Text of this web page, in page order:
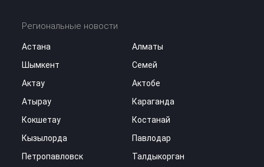
Региональные новости
Астана
Алматы
Шымкент
Семей
Актау
Актобе
Атырау
Караганда
Кокшетау
Костанай
Кызылорда
Павлодар
Петропавловск
Талдыкорган